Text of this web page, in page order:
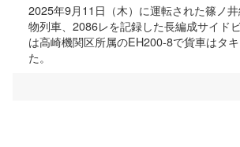
2025年9月11日（木）に運転された篠ノ
物列車、2086レを記録した長編成サイド
は高崎機関区所属のEH200-8で貨車はタ
た。